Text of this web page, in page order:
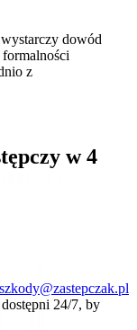
dowód
z
w 4
szkody@zastepczak.pl
24/7, by